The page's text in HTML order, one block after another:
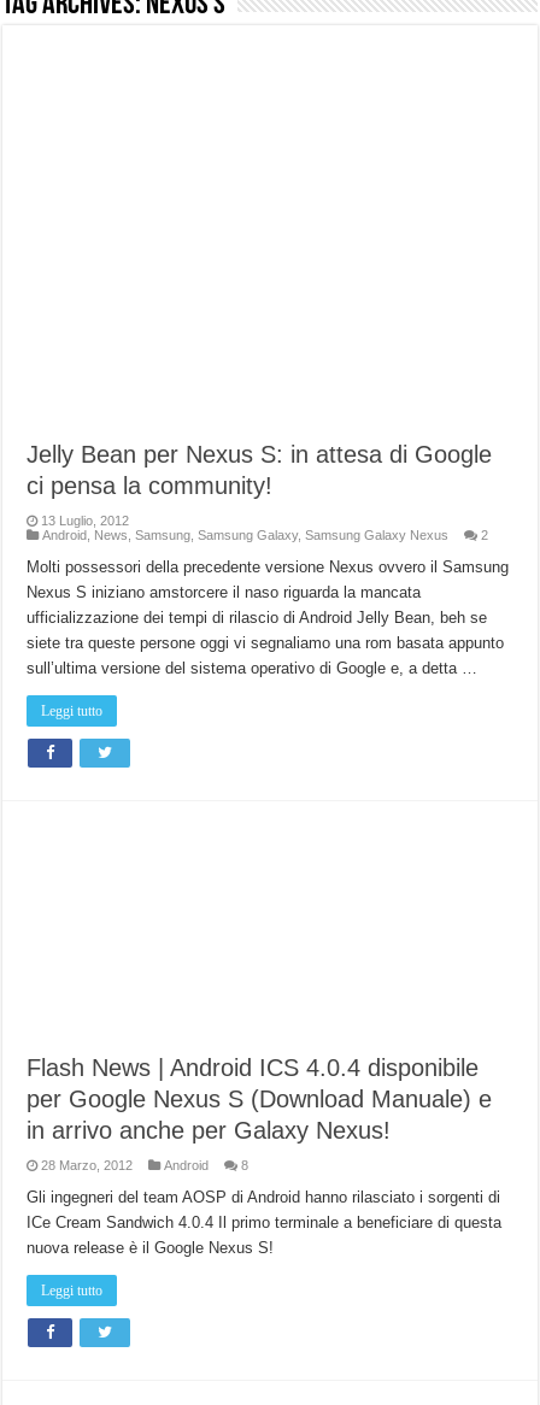
Jelly Bean per Nexus S: in attesa di Google
ci pensa la community!
13 Luglio, 2012
Android News ,Samsung ,Samsung Galaxy,Samsung Galaxy Nexus 2
Molti possessori della precedente versione Nexus ovvero il Samsung
Nexus S iniziano amstorcere il naso riguarda la mancata
ufficializzazione dei tempi di rilascio di Android Jelly Bean, beh se
siete tra queste persone oggi vi segnaliamo una rom basata appunto
sull’ultima versione del sistema operativo di Google e, a detta …
Leggi tutto
Flash News | Android ICS 4.0.4 disponibile
per Google Nexus S (Download Manuale) e
in arrivo anche per Galaxy Nexus!
28 Marzo, 2012 Android 8
Gli ingegneri del team AOSP di Android hanno rilasciato i sorgenti di
ICe Cream Sandwich 4.0.4 Il primo terminale a beneficiare di questa
nuova release è il Google Nexus S!
Leggi tutto